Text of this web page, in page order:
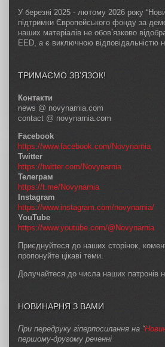
У березні 2025 - лютому 2026 року
підтримки Європейського фонду за
наших матеріалів не обов’язково
EED, а є виключною відповідальністю
ТРИМАЄМО ЗВ’ЯЗОК!
Контакти
news @ novynarnia.com
contact @ novynarnia.com
Facebook
https://www.facebook.com/Novynarnia
Twitter
https://twitter.com/Novynarnia
Телеграм
https://t.me/Novynarnia
Instagram
https://www.instagram.com/novynarnia/
YouTube
https://www.youtube.com/@Novynarnia
Приєднуйтеся до наших сторінок,
пропонуйте цікаві теми.
Долучайтеся до числа наших патронів
НОВИНАРНЯ З ВАМИ
При передруку гіперпосилання на “
першому-другому реченні